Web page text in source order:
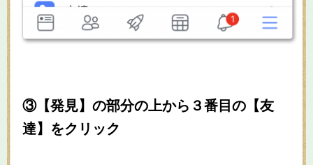
③【発見】の部分の上から３番目の【友
達】をクリック